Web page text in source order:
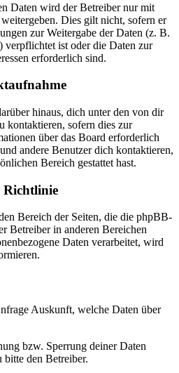
Daten wird der Betreiber nur mit
Dies gilt nicht, sofern er
zur Weitergabe der Daten (z. B.
verpflichtet ist oder die Daten zur
erforderlich sind.
hinaus, dich unter den von dir
kontaktieren, sofern dies zur
über das Board erforderlich
andere Benutzer dich kontaktieren,
Bereich gestattet hast.
Richtlinie
Bereich der Seiten, die die phpBB-
Betreiber in anderen Bereichen
Daten verarbeitet, wird
Auskunft, welche Daten über
bzw. Sperrung deiner Daten
den Betreiber.